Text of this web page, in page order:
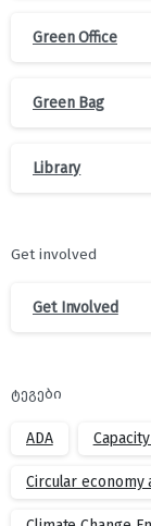
Green Office
Green Bag
Library
Get involved
Get Involved
ტეგები
ADA
Circular economy